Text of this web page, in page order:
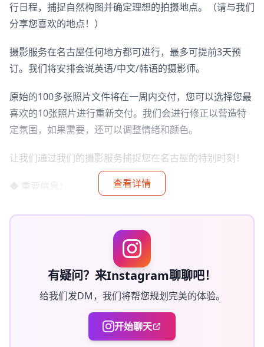
行日程，捕捉自然构图并确定理想的拍摄地点。（请与我们
分享您喜欢的地点！）
摄影服务在名古屋任何地方都可进行，最多可提前3天预
订。我们将安排会说英语/中文/韩语的摄影师。
原始的100多张照片文件将在一周内交付，您可以选择您最
喜欢的10张照片进行重新交付。我们会进行修正以营造特
定氛围，如果需要，还可以调整情绪和颜色。
让我们通过我们的摄影服务捕捉您在名古屋的特别时刻！
◆ 重要信息：
可能会减少。
・如果在预定日期前3天预报拍摄地点有雨，或者在拍摄当
天意外下雨，有三种选择：(1)重新安排日期和时间，(2)更
改地点，或(3)取消拍摄。
查看详情
有疑问？来Instagram聊聊吧！
给我们发DM，我们将帮您规划完美的体验。
开始聊天